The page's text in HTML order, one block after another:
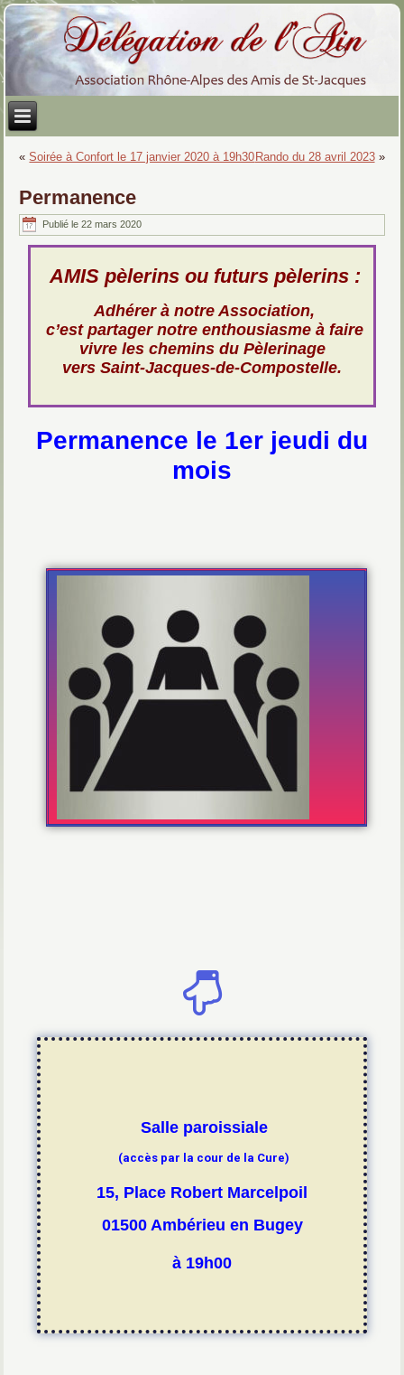
«Soirée à Confort le 17 janvier 2020 à 19h30 Rando du 28 avril 2023»
Permanence
Publié le 22 mars 2020
AMIS pèlerins ou futurs pèlerins :
Adhérer à notre Association,
c’est partager notre enthousiasme à faire
vivre les chemins du Pèlerinage
vers Saint-Jacques-de-Compostelle.
Permanence le 1er jeudi du
mois
Salle paroissiale
(accès par la cour de la Cure)
15, Place Robert Marcelpoil
01500 Ambérieu en Bugey
à 19h00